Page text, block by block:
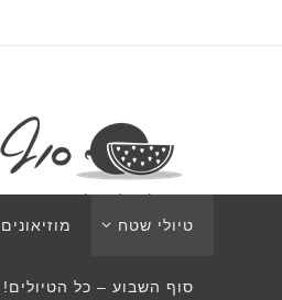
טיולי שטח
סוף השבוע – כל הטיולים!